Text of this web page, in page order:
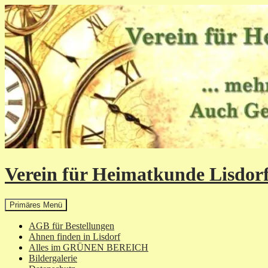
Zum
Inhalt
springen
Verein für Heimatkunde
Suchen
Primäres Menü
AGB für Bestellungen
Ahnen finden in Lisdorf
Alles im GRÜNEN BEREICH
Bildergalerie